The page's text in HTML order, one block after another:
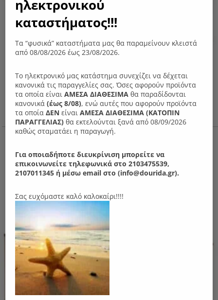
Ν51 Τραπέζι σαλονιού
ηλεκτρονικού
καταστήματος!!!
Τα “φυσικά” καταστήματα μας θα παραμείνουν κλειστά
από 08/08/2026 έως 23/08/2026.
Το ηλεκτρονικό μας κατάστημα συνεχίζει να δέχεται
κανονικά τις παραγγελίες σας. Όσες αφορούν προϊόντα
τα οποία είναιΑΜΕΣΑ ΔΙΑΘΕΣΙΜΑ θα παραδίδονται
κανονικά(έως 8/08), ενώ αυτές που αφορούν προϊόντα
τα οποίαΔΕΝ είναι ΑΜΕΣΑ ΔΙΑΘΕΣΙΜΑ (ΚΑΤΟΠΙΝ
ΠΑΡΑΓΓΕΛIΑΣ) θα εκτελούνται ξανά από 08/09/2026
καθώς σταματάει η παραγωγή.
Για οποιαδήποτε διευκρίνιση μπορείτε να
επικοινωνείτε τηλεφωνικά στο 2103475539,
2107011345 ή μέσω email στο (info@dourida.gr).
Σας ευχόμαστε καλό καλοκαίρι!!!!